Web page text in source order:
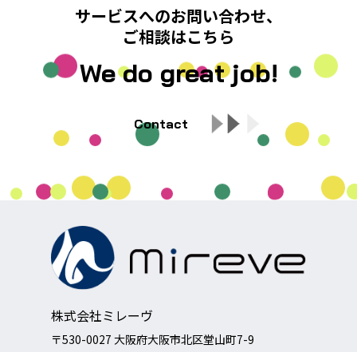
サービスへのお問い合わせ、
ご相談はこちら
We do great job!
Contact
株式会社ミレーヴ
〒530-0027 大阪府大阪市北区堂山町7-9